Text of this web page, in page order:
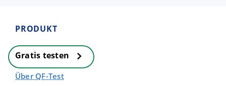
PRODUKT
Gratis testen
Über QF-Test